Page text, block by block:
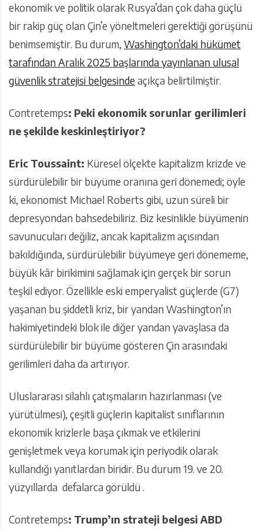
ekonomik ve politik olarak Rusya’dan çok daha güçlü
bir rakip güç olan Çin’e yöneltmeleri gerektiği görüşünü
benimsemiştir. Bu durum, Washington’daki hükümet
tarafından Aralık 2025 başlarında yayınlanan ulusal
güvenlik stratejisi belgesinde açıkça belirtilmiştir.
Contretemps: Peki ekonomik sorunlar gerilimleri
ne şekilde keskinleştiriyor?
Eric Toussaint: Küresel ölçekte kapitalizm krizde ve
sürdürülebilir bir büyüme oranına geri dönemedi; öyle
ki, ekonomist Michael Roberts gibi, uzun süreli bir
depresyondan bahsedebiliriz. Biz kesinlikle büyümenin
savunucuları değiliz, ancak kapitalizm açısından
bakıldığında, sürdürülebilir büyümeye geri dönememe,
büyük kâr birikimini sağlamak için gerçek bir sorun
teşkil ediyor. Özellikle eski emperyalist güçlerde (G7)
yaşanan bu şiddetli kriz, bir yandan Washington’ın
hakimiyetindeki blok ile diğer yandan yavaşlasa da
sürdürülebilir bir büyüme gösteren Çin arasındaki
gerilimleri daha da artırıyor.
Uluslararası silahlı çatışmaların hazırlanması (ve
yürütülmesi), çeşitli güçlerin kapitalist sınıflarının
ekonomik krizlerle başa çıkmak ve etkilerini
genişletmek veya korumak için periyodik olarak
kullandığı yanıtlardan biridir. Bu durum 19. ve 20.
yüzyıllarda defalarca görüldü .
Contretemps: Trump’ın strateji belgesi ABD